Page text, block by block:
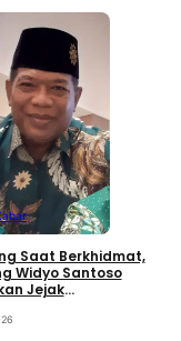
Saat Berkhidmat,
Widyo Santoso
Jejak
Babat